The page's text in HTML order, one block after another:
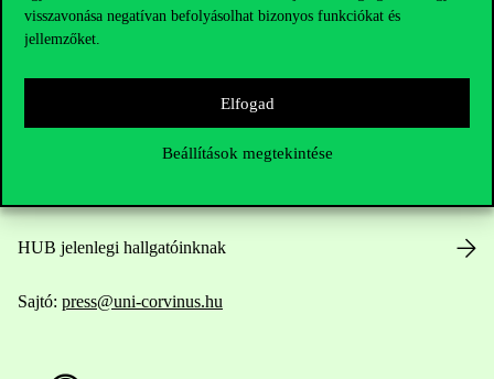
visszavonása negatívan befolyásolhat bizonyos funkciókat és
jellemzőket.
Elfogad
Beállítások megtekintése
HUB jelenlegi hallgatóinknak
Sajtó: press@uni-corvinus.hu